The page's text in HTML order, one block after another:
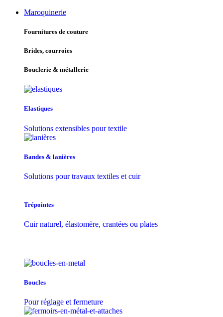
Maroquinerie
Fournitures de couture
Brides, courroies
Bouclerie & métallerie
Elastiques
Solutions extensibles pour textile
Bandes & lanières
Solutions pour travaux textiles et cuir
Trépointes
Cuir naturel, élastomère, crantées ou plates
Boucles
Pour réglage et fermeture